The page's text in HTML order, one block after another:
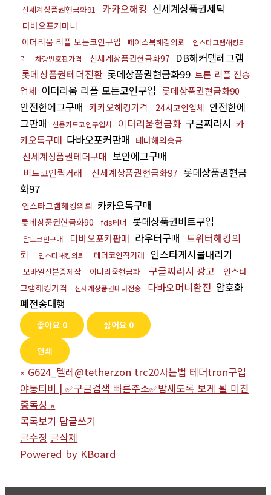
신세계상품권현금화91 카카오해킹 신세계상품권세탁
다바오포커머니
이더리움 리플 모든코인구입
페이스북해킹의뢰
인스타그램해킹의
뢰
차량번호판가격 신세계상품권현금화97 DB해커텔레그램
롯데상품권테더전환 롯데상품권현금화99 트론 리플 전송
업체 이더리움 리플 모든코인구입 롯데상품권현금화90
안전한에그구매 카카오해킹가격 24시코인업체 안전한에
그판매
신용카드코인구입처 이더리움현금화 구글찌라시 카
카오톡구매 다바오포커판매 테더해외송금
신세계상품권테더구매 보안에그구매
비트코인퀵거래 신세계상품권현금화97 롯데상품권현금
화97
인스타그램해킹의뢰 카카오톡구매
롯데상품권현금화90 fds테더 롯데상품권비트구입
알트코인구매 다바오포커판매 라우터구매 트위터해킹의
뢰
인스타해킹의뢰 테더코인직거래 인스타게시물내리기
모바일신분증제작 이더리움현금화 구글찌라시 광고
인스타
그램해킹가격
신세계상품권테더전송 다바오머니환전 암호화
폐전송대행
좋아요 0 싫어요 0
인쇄
« G624_텔레@tetherzon trc20사는법 테더tron구입
야동티비 | ✅구글검색 빠른주소✅밤새도록 보게 될 미친
중독성 »
목록보기 답글쓰기
글수정 글삭제
Powered by KBoard